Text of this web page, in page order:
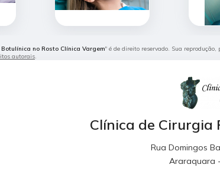
no Rosto Clínica Vargem" é de direito reservado. Sua
autorais
Clínica de
Rua Domingos
Araraquara